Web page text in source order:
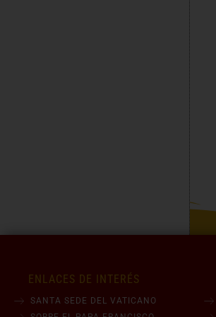
ENLACES DE INTERÉS
SANTA SEDE DEL VATICANO